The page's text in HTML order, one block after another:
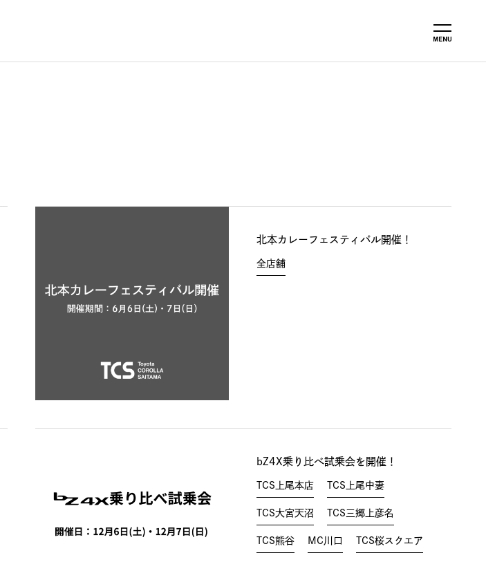
北本カレーフェスティバル開催！
全店舗
bZ4X乗り比べ試乗会を開催！
TCS上尾本店 TCS上尾中妻
TCS大宮天沼 TCS三郷上彦名
TCS熊谷 MC川口 TCS桜スクエア